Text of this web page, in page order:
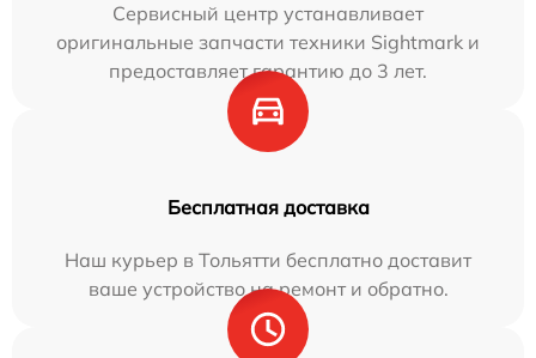
Сервисный центр устанавливает
оригинальные запчасти техники Sightmark и
предоставляет гарантию до 3 лет.
Бесплатная доставка
Наш курьер в Тольятти бесплатно доставит
ваше устройство на ремонт и обратно.